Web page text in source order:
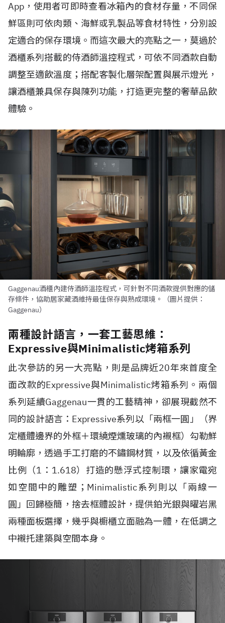
App，使用者可即時查看冰箱內的食材存量，不同保
鮮區則可依肉類、海鮮或乳製品等食材特性，分別設
定適合的保存環境。而這次最大的亮點之一，莫過於
酒櫃系列搭載的侍酒師溫控程式，可依不同酒款自動
調整至適飲溫度；搭配客製化層架配置與展示燈光，
讓酒櫃兼具保存與陳列功能，打造更完整的奢華品飲
體驗。
Gaggenau酒櫃內建侍酒師溫控程式，可針對不同酒款提供對應的儲
存條件，協助居家藏酒維持最佳保存與熟成環境。（圖片提供：
Gaggenau）
兩種設計語言，一套工藝思維：
Expressive與Minimalistic烤箱系列
此次參訪的另一大亮點，則是品牌近20年來首度全
面改款的Expressive與Minimalistic烤箱系列。兩個
系列延續Gaggenau一貫的工藝精神，卻展現截然不
同的設計語言：Expressive系列以「兩框一圓」（界
定櫃體邊界的外框＋環繞煙燻玻璃的內襯框）勾勒鮮
明輪廓，透過手工打磨的不鏽鋼材質，以及依循黃金
比例（1：1.618）打造的懸浮式控制環，讓家電宛
如空間中的雕塑；Minimalistic系列則以「兩線一
圓」回歸極簡，捨去框體設計，提供鉑光銀與曜岩黑
兩種面板選擇，幾乎與櫥櫃立面融為一體，在低調之
中襯托建築與空間本身。